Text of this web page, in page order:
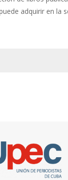
adquirir en la